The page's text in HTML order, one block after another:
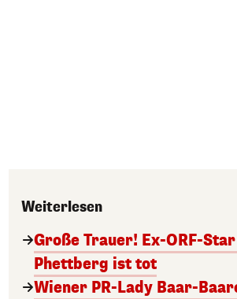
Weiterlesen
Große Trauer! Ex-ORF-
Phettberg ist tot
Wiener PR-Lady Baar-